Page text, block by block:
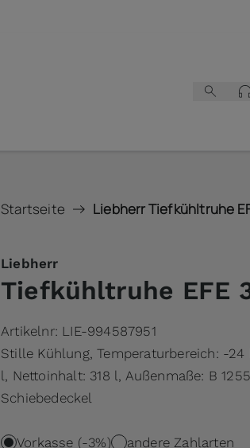
Startseite Liebherr Tiefkühltruhe
Liebherr
Tiefkühltruhe EFE
Artikelnr: LIE-994587951
Stille Kühlung, Temperaturbereich: -24
l, Nettoinhalt: 318 l, Außenmaße: B
Schiebedeckel
Vorkasse (-3%) andere Zahlarten